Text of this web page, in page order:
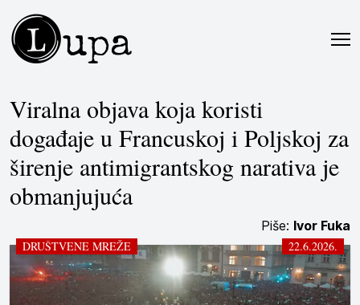
Lupa
Viralna objava koja koristi
događaje u Francuskoj i Poljskoj za
širenje antimigrantskog narativa je
obmanjujuća
Piše: Ivor Fuka
DRUŠTVENE MREŽE 22.6.2026.